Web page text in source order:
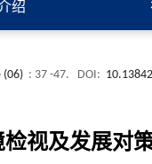
绍
(06) : 37 -47. DOI:
视及发展对